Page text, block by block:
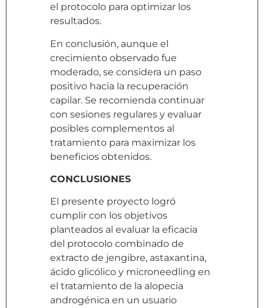
el protocolo para optimizar los
resultados.
En conclusión, aunque el
crecimiento observado fue
moderado, se considera un paso
positivo hacia la recuperación
capilar. Se recomienda continuar
con sesiones regulares y evaluar
posibles complementos al
tratamiento para maximizar los
beneficios obtenidos.
CONCLUSIONES
El presente proyecto logró
cumplir con los objetivos
planteados al evaluar la eficacia
del protocolo combinado de
extracto de jengibre, astaxantina,
ácido glicólico y microneedling en
el tratamiento de la alopecia
androgénica en un usuario